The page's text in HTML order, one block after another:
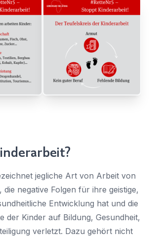
jegliche Art von Arbeit von
die negative Folgen für ihre geistige,
Entwicklung hat und die
der Kinder auf Bildung, Gesundheit,
verletzt. Dazu gehört nicht